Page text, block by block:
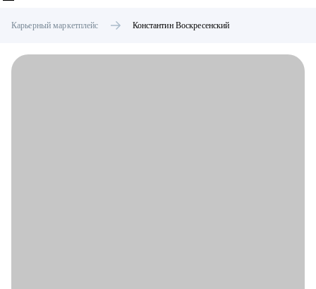
Карьерный маркетплейс Константин Воскресенский